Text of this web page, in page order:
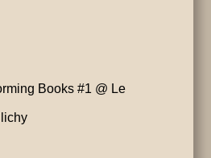
Books #1 @ Le